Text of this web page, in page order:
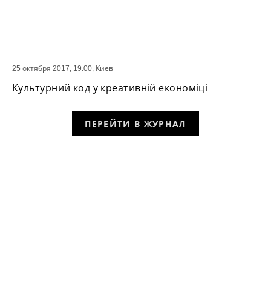
СОБЫТИЕ
25 октября 2017, 19:00, Киев
Культурний код у креативній економіці
ПЕРЕЙТИ В ЖУРНАЛ